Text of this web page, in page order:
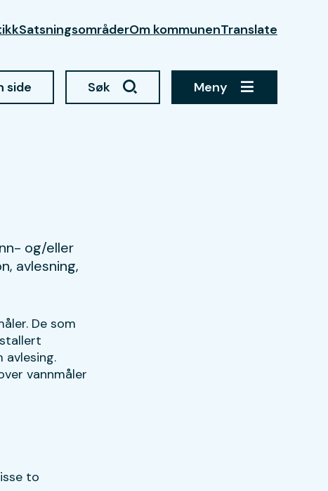
SatsningsområderOm kommunenTranslate
side Søk Meny
og/eller
avlesning,
De som
avlesing.
vannmåler
to